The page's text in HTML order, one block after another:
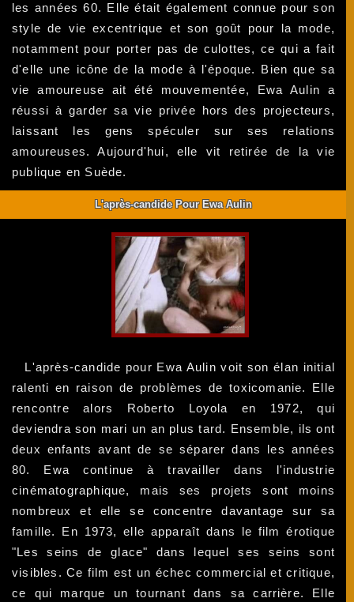
les années 60. Elle était également connue pour son
style de vie excentrique et son goût pour la mode,
notamment pour porter pas de culottes, ce qui a fait
d'elle une icône de la mode à l'époque. Bien que sa
vie amoureuse ait été mouvementée, Ewa Aulin a
réussi à garder sa vie privée hors des projecteurs,
laissant les gens spéculer sur ses relations
amoureuses. Aujourd'hui, elle vit retirée de la vie
publique en Suède.
L'après-candide Pour Ewa Aulin
L'après-candide pour Ewa Aulin voit son élan initial
ralenti en raison de problèmes de toxicomanie. Elle
rencontre alors Roberto Loyola en 1972, qui
deviendra son mari un an plus tard. Ensemble, ils ont
deux enfants avant de se séparer dans les années
80. Ewa continue à travailler dans l'industrie
cinématographique, mais ses projets sont moins
nombreux et elle se concentre davantage sur sa
famille. En 1973, elle apparaît dans le film érotique
"Les seins de glace" dans lequel ses seins sont
visibles. Ce film est un échec commercial et critique,
ce qui marque un tournant dans sa carrière. Elle